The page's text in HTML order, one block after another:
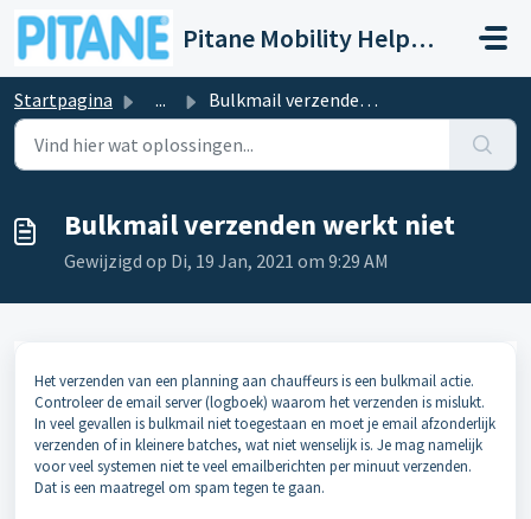
Doorgaan naar hoofdinhoud
Pitane Mobility Help- en Servicedesk
Startpagina ... Bulkmail verzenden werkt niet
Bulkmail verzenden werkt niet
Gewijzigd op Di, 19 Jan, 2021 om 9:29 AM
Het verzenden van een planning aan chauffeurs is een bulkmail actie.
Controleer de email server (logboek) waarom het verzenden is mislukt.
In veel gevallen is bulkmail niet toegestaan en moet je email afzonderlijk
verzenden of in kleinere batches, wat niet wenselijk is. Je mag namelijk
voor veel systemen niet te veel emailberichten per minuut verzenden.
Dat is een maatregel om spam tegen te gaan.